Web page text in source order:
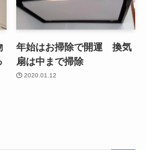
年始はお掃除で開運 換気
扇は中まで掃除
2020.01.12